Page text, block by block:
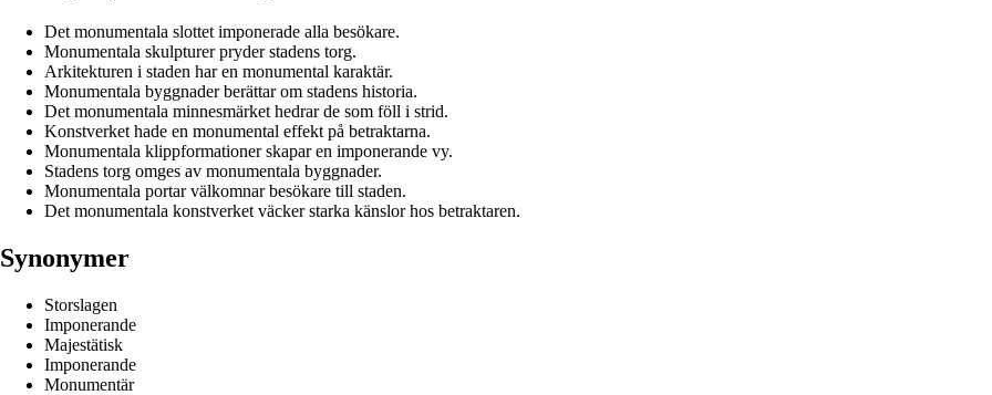
Det monumentala slottet imponerade alla besökare.
Monumentala skulpturer pryder stadens torg.
Arkitekturen i staden har en monumental karaktär.
Monumentala byggnader berättar om stadens historia.
Det monumentala minnesmärket hedrar de som föll i strid.
Konstverket hade en monumental effekt på betraktarna.
Monumentala klippformationer skapar en imponerande vy.
Stadens torg omges av monumentala byggnader.
Monumentala portar välkomnar besökare till staden.
Det monumentala konstverket väcker starka känslor hos betraktaren.
Synonymer
Storslagen
Imponerande
Majestätisk
Imponerande
Monumentär